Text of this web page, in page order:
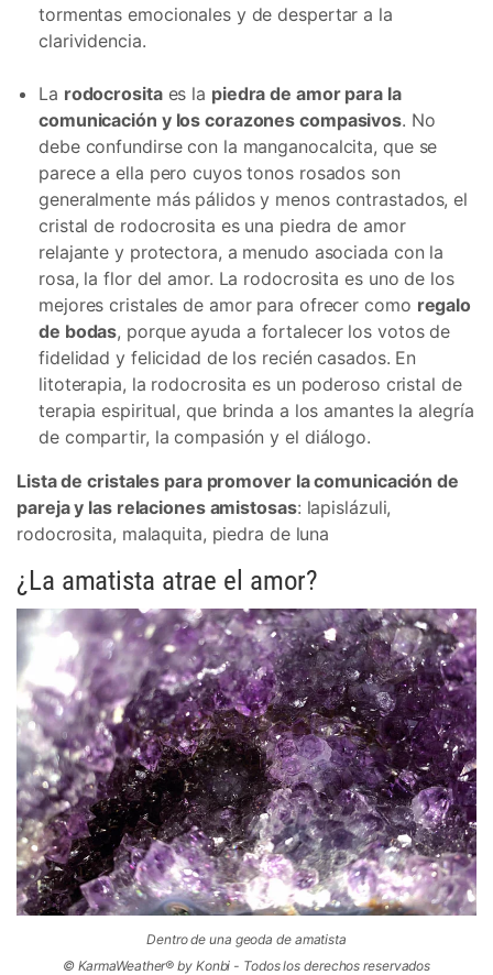
tormentas emocionales y de despertar a la
clarividencia.
La rodocrositaes la piedra de amor para la
comunicación y los corazones compasivos. No
debe confundirse con la manganocalcita, que se
parece a ella pero cuyos tonos rosados son
generalmente más pálidos y menos contrastados, el
cristal de rodocrosita es una piedra de amor
relajante y protectora, a menudo asociada con la
rosa, la flor del amor. La rodocrosita es uno de los
mejores cristales de amor para ofrecer como regalo
de bodas, porque ayuda a fortalecer los votos de
fidelidad y felicidad de los recién casados. En
litoterapia, la rodocrosita es un poderoso cristal de
terapia espiritual, que brinda a los amantes la alegría
de compartir, la compasión y el diálogo.
Lista de cristales para promover la comunicación de
pareja y las relaciones amistosas: lapislázuli,
rodocrosita, malaquita, piedra de luna
¿La amatista atrae el amor?
Dentro de una geoda de amatista
© KarmaWeather® by Konbi - Todos los derechos reservados